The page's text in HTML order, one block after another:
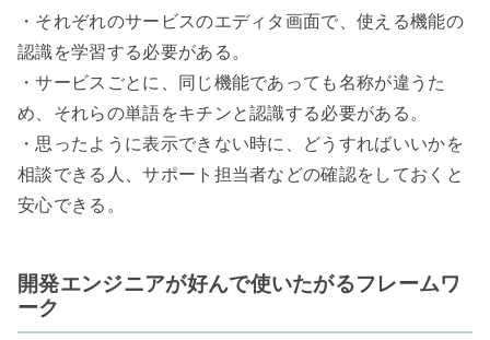
・それぞれのサービスのエディタ画面で、使える機能の
認識を学習する必要がある。
・サービスごとに、同じ機能であっても名称が違うた
め、それらの単語をキチンと認識する必要がある。
・思ったように表示できない時に、どうすればいいかを
相談できる人、サポート担当者などの確認をしておくと
安心できる。
開発エンジニアが好んで使いたがるフレームワ
ーク